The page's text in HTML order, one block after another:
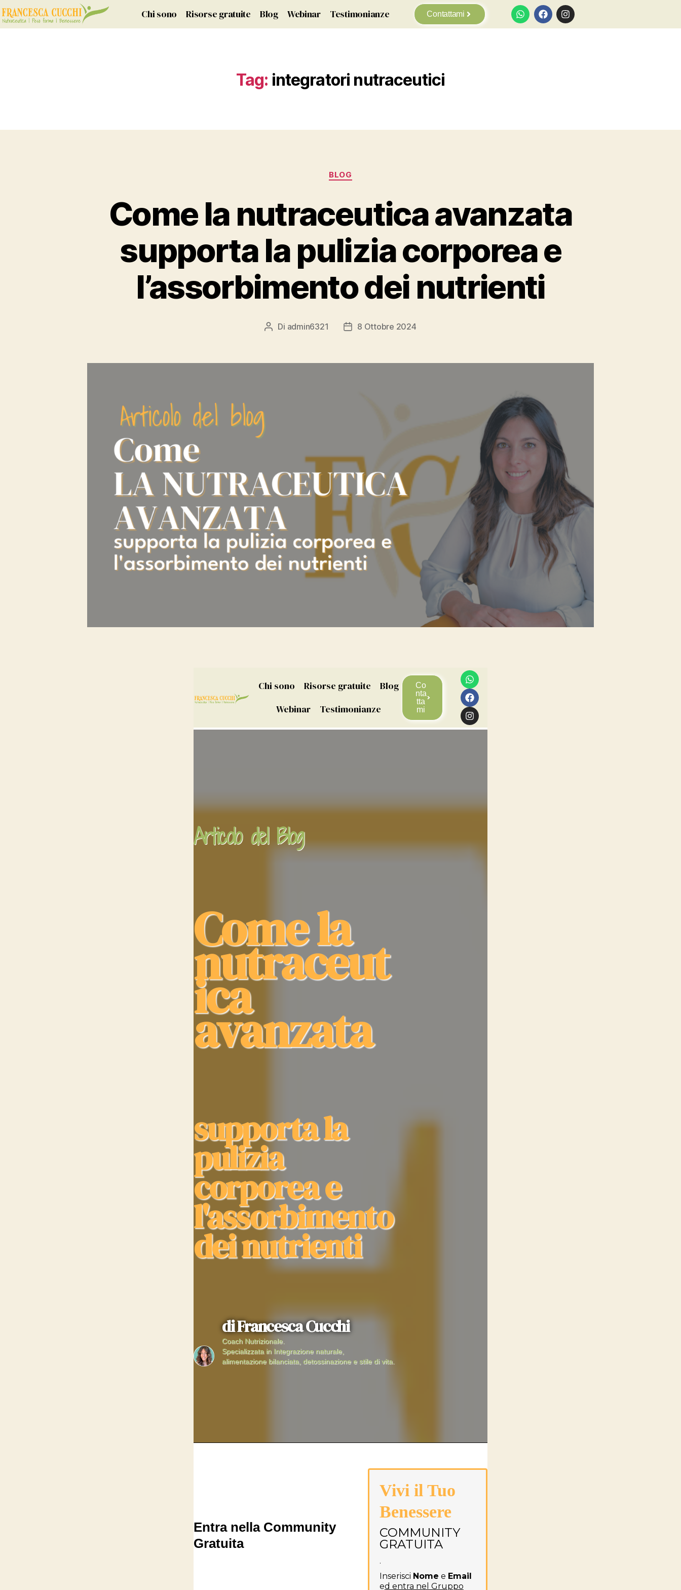
Chi sono Risorse gratuite Blog Webinar Testimonianze Contattami
Tag: integratori nutraceutici
BLOG
Come la nutraceutica avanzata
supporta la pulizia corporea e
l’assorbimento dei nutrienti
Di admin6321 8 Ottobre 2024
Chi sono Risorse gratuite
Blog
Webinar
Testimonianze
Co
nta
tta
mi
Articolo del Blog
Come la
nutraceut
ica
avanzata
supporta la
pulizia
corporea e
l'assorbimento
dei nutrienti
di Francesca Cucchi
Coach Nutrizionale.
Specializzata in Integrazione naturale,
alimentazione bilanciata, detossinazione e stile di vita.
Entra nella Community
Gratuita
Vivi il Tuo
Benessere
COMMUNITY
GRATUITA
.
Inserisci Nome e Email
ed entra nel Gruppo